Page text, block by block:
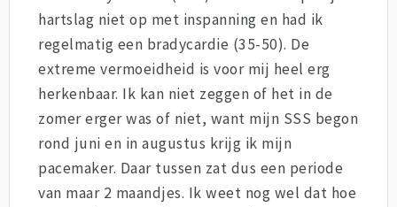
hartslag niet op met inspanning en had ik
regelmatig een bradycardie (35-50). De
extreme vermoeidheid is voor mij heel erg
herkenbaar. Ik kan niet zeggen of het in de
zomer erger was of niet, want mijn SSS begon
rond juni en in augustus krijg ik mijn
pacemaker. Daar tussen zat dus een periode
van maar 2 maandjes. Ik weet nog wel dat hoe